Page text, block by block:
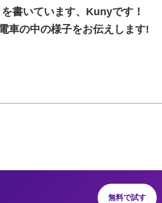
書いています、Kunyです！
車の中の様子をお伝えします!
無料で試す